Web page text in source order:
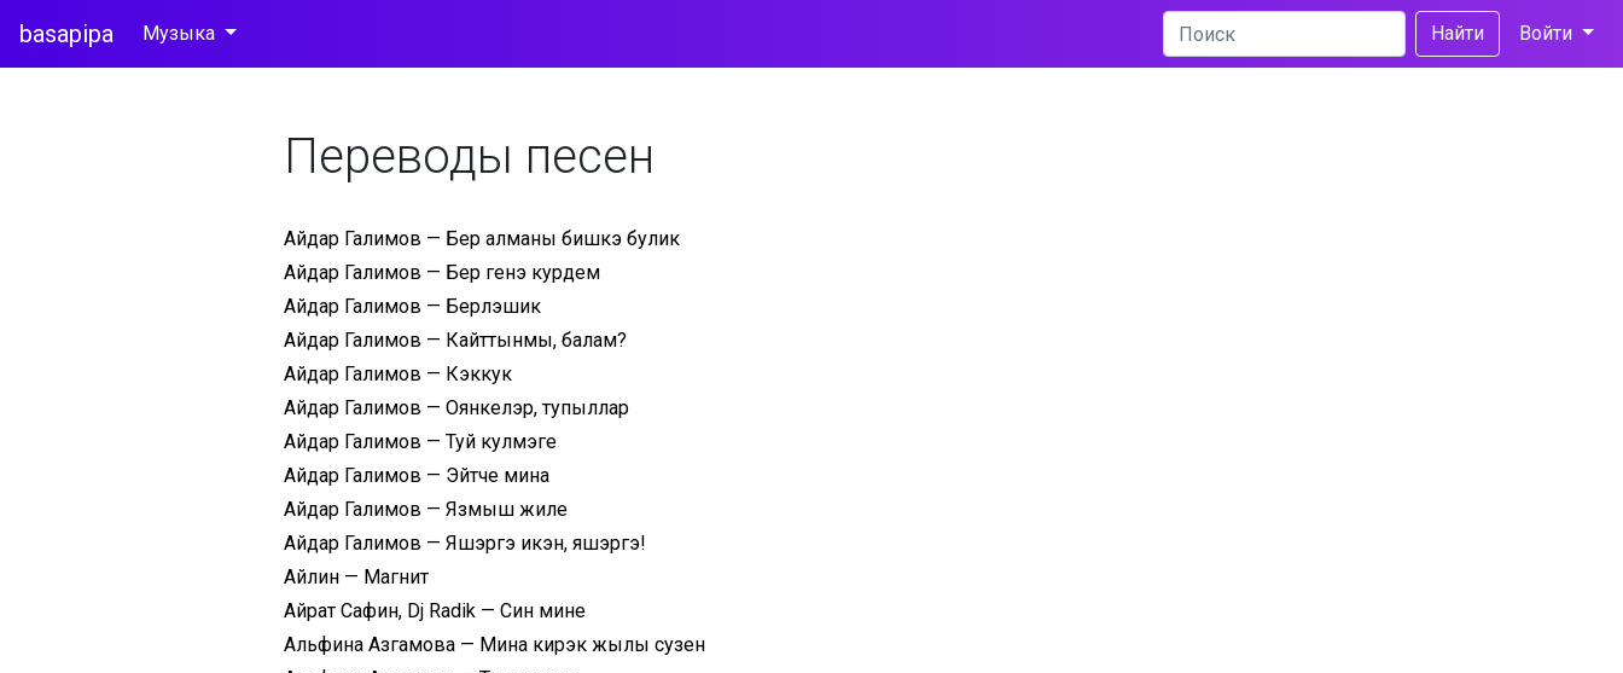
basapipa Музыка Найти Войти
Переводы песен
Айдар Галимов — Бер алманы бишкэ булик
Айдар Галимов — Бер генэ курдем
Айдар Галимов — Берлэшик
Айдар Галимов — Кайттынмы, балам?
Айдар Галимов — Кэккук
Айдар Галимов — Оянкелэр, тупыллар
Айдар Галимов — Туй кулмэге
Айдар Галимов — Эйтче мина
Айдар Галимов — Язмыш жиле
Айдар Галимов — Яшэргэ икэн, яшэргэ!
Айлин — Магнит
Айрат Сафин, Dj Radik — Син мине
Альфина Азгамова — Мина кирэк жылы сузен